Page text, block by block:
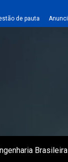
de pauta
Brasileira